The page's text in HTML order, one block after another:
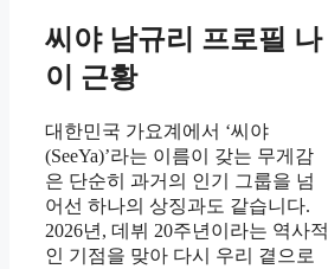
씨야 남규리 프로필 나
이 근황
대한민국 가요계에서 ‘씨야
(SeeYa)’라는 이름이 갖는 무게감
은 단순히 과거의 인기 그룹을 넘
어선 하나의 상징과도 같습니다.
2026년, 데뷔 20주년이라는 역사적
인 기점을 맞아 다시 우리 곁으로